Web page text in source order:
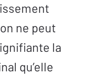
ne peut
la
qu’elle